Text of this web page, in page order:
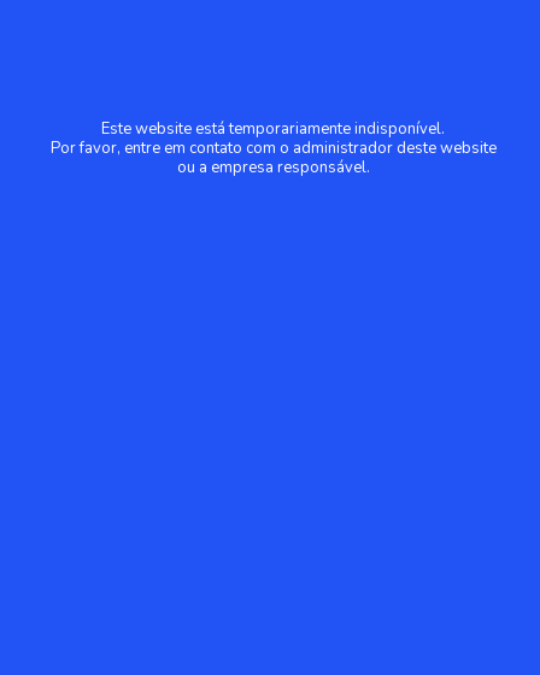
Este website está temporariamente indisponível.
Por favor, entre em contato com o administrador deste website
ou a empresa responsável.